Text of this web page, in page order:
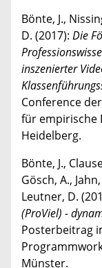
Bönte, J.,
D. (2017): Die
inszenierter
Conference
für empirische
Heidelberg.
Bönte, J.,
Gösch, A.,
Leutner, D.
(ProViel) -
Posterbeitrag
Münster.